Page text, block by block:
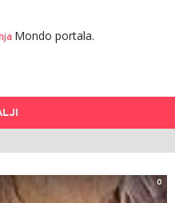
Mondo portala.
0